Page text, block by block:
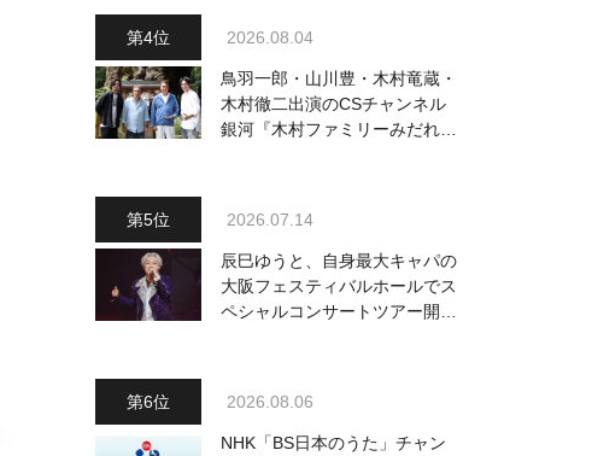
2026.08.04
鳥羽一郎・山川豊・木村竜蔵・
木村徹二出演のCSチャンネル
銀河『木村ファミリーみだれ旅
2026.07.14
辰巳ゆうと、自身最大キャパの
大阪フェスティバルホールでス
ペシャルコンサートツアー開
2026.08.06
NHK「BS日本のうた」チャン